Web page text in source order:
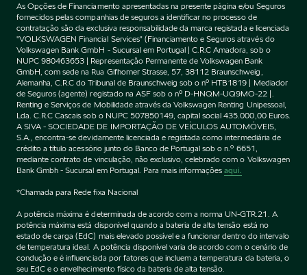
As Opções de Financiamento apresentadas na presente página e/ou Seguros
fornecidos pelas companhias de seguros a identificar no processo de
contratação são da exclusiva responsabilidade da marca registada e licenciada
"VOLKSWAGEN Financial Services" (Financiamento e Seguros através do
Volkswagen Bank GmbH - Sucursal em Portugal | C.R.C Amadora, sob o
NUPC 980463653 | Representação Permanente de Volkswagen Bank
GmbH, com sede na Rua Gifhorner Strasse, 57, 38112 Braunschweig,
Alemanha, C.R.C do Tribunal de Braunschweig sob o nº HTB1819 | Mediador
de Seguros (agente) registado na ASF sob o nº D-HNQM-UQ9MO-22 |.
Renting e Serviços de Mobilidade através da Volkswagen Renting Unipessoal,
Lda. C.R.C Cascais sob o NUPC 507850149, capital social 435.000,00 Euros.
A SIVA - SOCIEDADE DE IMPORTAÇÃO DE VEÍCULOS AUTOMÓVEIS,
S.A., encontra-se devidamente licenciada e registada como intermediária de
crédito a título acessório junto do Banco de Portugal sob o n.º 6651,
mediante contrato de vinculação, não exclusivo, celebrado com o Volkswagen
Bank Gmbh - Sucursal em Portugal. Para mais informaçõesaqui.
*Chamada para Rede fixa Nacional
A potência máxima é determinada de acordo com a norma UN-GTR.21. A
potência máxima está disponível quando a bateria de alta tensão está no
estado de carga (EdC) mais elevado possível e a funcionar dentro do intervalo
de temperatura ideal. A potência disponível varia de acordo com o cenário de
condução e é influenciada por fatores que incluem a temperatura da bateria, o
seu EdC e o envelhecimento físico da bateria de alta tensão.